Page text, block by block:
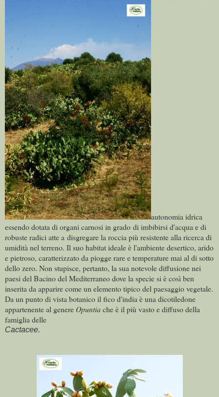
autonomia idrica
essendo dotata di organi carnosi in grado di imbibirsi d'acqua e di
robuste radici atte a disgregare la roccia più resistente alla ricerca di
umidità nel terreno. Il suo habitat ideale è l'ambiente desertico, arido
e pietroso, caratterizzato da piogge rare e temperature mai al di sotto
dello zero. Non stupisce, pertanto, la sua notevole diffusione nei
paesi del Bacino del Mediterraneo dove la specie si è così ben
inserita da apparire come un elemento tipico del paesaggio vegetale.
Da un punto di vista botanico il fico d'india è una dicotiledone
appartenente al genere Opuntiache è il più vasto e diffuso della
famiglia delle
Cactacee.